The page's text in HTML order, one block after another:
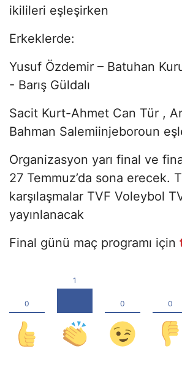
ikilileri eşleşirken
Erkeklerde:
Yusuf Özdemir – Batuhan
- Barış Güldalı
Sacit Kurt-Ahmet Can Tür ,
Bahman Salemiinjeboroun
Organizasyon yarı final ve
27 Temmuz’da sona erecek.
karşılaşmalar TVF Voleybol
yayınlanacak
Final günü maç programı için